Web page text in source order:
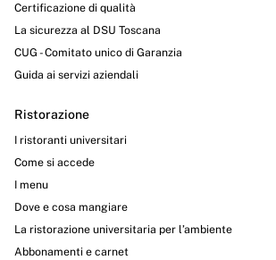
Certificazione di qualità
La sicurezza al DSU Toscana
CUG - Comitato unico di Garanzia
Guida ai servizi aziendali
Ristorazione
I ristoranti universitari
Come si accede
I menu
Dove e cosa mangiare
La ristorazione universitaria per l’ambiente
Abbonamenti e carnet